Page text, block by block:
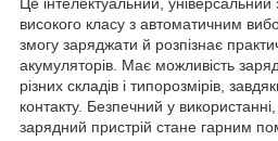
високого класу з автоматичним
змогу заряджати й розпізнає
акумуляторів. Має можливість
різних складів і типорозмірів,
контакту. Безпечний у
зарядний пристрій стане гарним